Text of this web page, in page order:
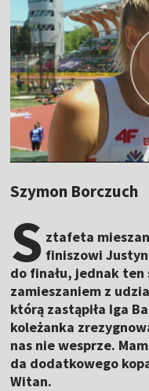
Szymon Borczuch
S ztafeta
finiszowi
do finału, jednak
zamieszaniem z
którą zastąpiła Iga
koleżanka
nas nie wesprze.
da dodatkowego
Witan.